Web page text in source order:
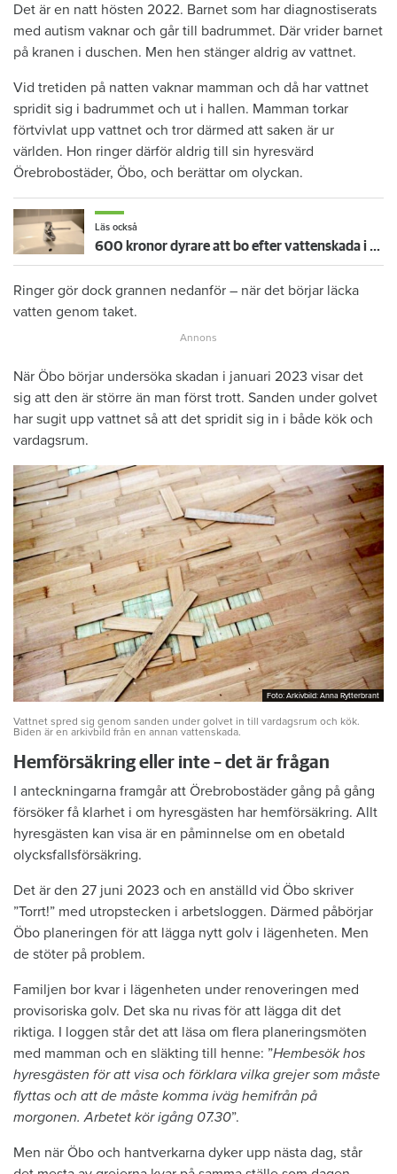
Det är en natt hösten 2022. Barnet som har diagnostiserats
med autism vaknar och går till badrummet. Där vrider barnet
på kranen i duschen. Men hen stänger aldrig av vattnet.
Vid tretiden på natten vaknar mamman och då har vattnet
spridit sig i badrummet och ut i hallen. Mamman torkar
förtvivlat upp vattnet och tror därmed att saken är ur
världen. Hon ringer därför aldrig till sin hyresvärd
Örebrobostäder, Öbo, och berättar om olyckan.
Läs också
600 kronor dyrare att bo efter vattenskada i Varberg
Ringer gör dock grannen nedanför – när det börjar läcka
vatten genom taket.
När Öbo börjar undersöka skadan i januari 2023 visar det
sig att den är större än man först trott. Sanden under golvet
har sugit upp vattnet så att det spridit sig in i både kök och
vardagsrum.
Foto: Arkivbild: Anna Rytterbrant
Foto: Arkivbild: Anna Rytterbrant
Vattnet spred sig genom sanden under golvet in till vardagsrum och kök.
Biden är en arkivbild från en annan vattenskada.
Hemförsäkring eller inte – det är frågan
I anteckningarna framgår att Örebrobostäder gång på gång
försöker få klarhet i om hyresgästen har hemförsäkring. Allt
hyresgästen kan visa är en påminnelse om en obetald
olycksfallsförsäkring.
Det är den 27 juni 2023 och en anställd vid Öbo skriver
”Torrt!” med utropstecken i arbetsloggen. Därmed påbörjar
Öbo planeringen för att lägga nytt golv i lägenheten. Men
de stöter på problem.
Familjen bor kvar i lägenheten under renoveringen med
provisoriska golv. Det ska nu rivas för att lägga dit det
riktiga. I loggen står det att läsa om flera planeringsmöten
med mamman och en släkting till henne: ”Hembesök hos
hyresgästen för att visa och förklara vilka grejer som måste
flyttas och att de måste komma iväg hemifrån på
morgonen. Arbetet kör igång 07.30”.
Men när Öbo och hantverkarna dyker upp nästa dag, står